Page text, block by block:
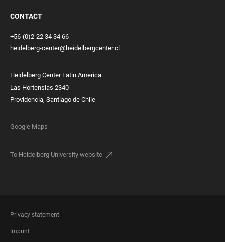
CONTACT
+56-(0)2-22 34 34 66
heidelberg-center@heidelbergcenter.cl
Heidelberg Center Latin America
Las Hortensias 2340
Providencia, Santiago de Chile
Google Maps
To Heidelberg University website
FOOTER
LEGAL
Privacy statement
Imprint